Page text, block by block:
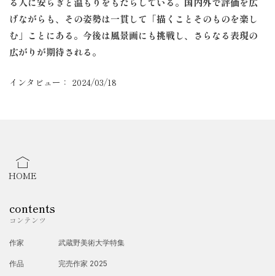
げながらも、その姿勢は一貫して「描くことそのものを楽し
む」ことにある。今後は風景画にも挑戦し、さらなる表現の
広がりが期待される。
インタビュー： 2024/03/18
HOME
contents
コンテンツ
作家
作品
武蔵野美術大学特集
完売作家 2025